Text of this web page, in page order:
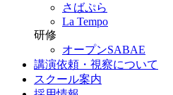
さばぷら
La Tempo
研修
オープンSABAE
講演依頼・視察について
スクール案内